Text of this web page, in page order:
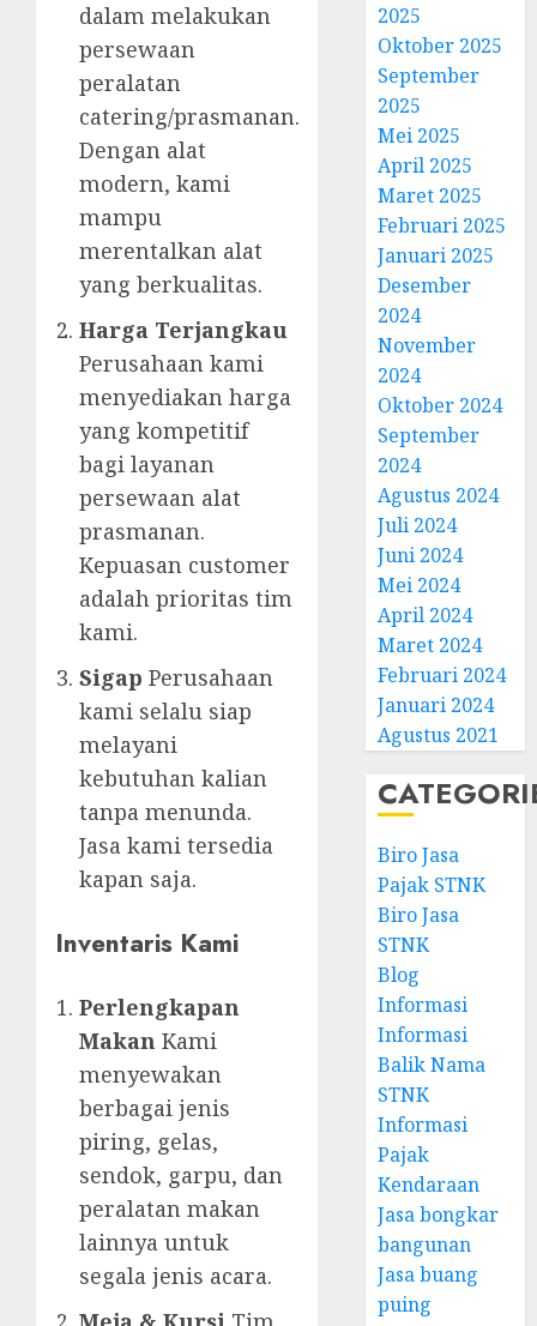
dalam melakukan
persewaan
peralatan
catering/prasmanan.
Dengan alat
modern, kami
mampu
merentalkan alat
yang berkualitas.
Harga Terjangkau
Perusahaan kami
menyediakan harga
yang kompetitif
bagi layanan
persewaan alat
prasmanan.
Kepuasan customer
adalah prioritas tim
kami.
Sigap Perusahaan
kami selalu siap
melayani
kebutuhan kalian
tanpa menunda.
Jasa kami tersedia
kapan saja.
Inventaris Kami
Perlengkapan
Makan Kami
menyewakan
berbagai jenis
piring, gelas,
sendok, garpu, dan
peralatan makan
lainnya untuk
segala jenis acara.
2025
Oktober 2025
September
2025
Mei 2025
April 2025
Maret 2025
Februari 2025
Januari 2025
Desember
2024
November
2024
Oktober 2024
September
2024
Agustus 2024
Juli 2024
Juni 2024
Mei 2024
April 2024
Maret 2024
Februari 2024
Januari 2024
Agustus 2021
Biro Jasa
Pajak STNK
Biro Jasa
STNK
Blog
Informasi
Informasi
Balik Nama
STNK
Informasi
Pajak
Kendaraan
Jasa bongkar
bangunan
Jasa buang
puing